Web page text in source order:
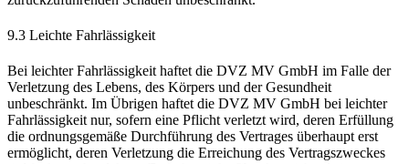
9.3 Leichte Fahrlässigkeit
Bei leichter Fahrlässigkeit haftet die DVZ MV GmbH im Falle der
Verletzung des Lebens, des Körpers und der Gesundheit
unbeschränkt. Im Übrigen haftet die DVZ MV GmbH bei leichter
Fahrlässigkeit nur, sofern eine Pflicht verletzt wird, deren Erfüllung
die ordnungsgemäße Durchführung des Vertrages überhaupt erst
ermöglicht, deren Verletzung die Erreichung des Vertragszweckes